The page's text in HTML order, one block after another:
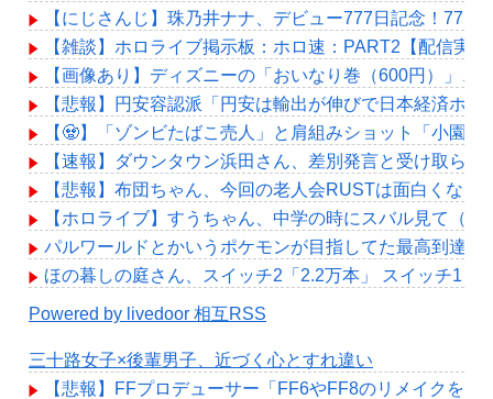
【にじさんじ】珠乃井ナナ、デビュー777日記念！77
【雑談】ホロライブ掲示板：ホロ速：PART2【配信実況
【画像あり】ディズニーの「おいなり巻（600円）」、
【悲報】円安容認派「円安は輸出が伸びで日本経済ホ
【🧟】「ゾンビたばこ売人」と肩組みショット「小園
【速報】ダウンタウン浜田さん、差別発言と受け取ら
【悲報】布団ちゃん、今回の老人会RUSTは面白くなら
【ホロライブ】すうちゃん、中学の時にスバル見て（
パルワールドとかいうポケモンが目指してた最高到達地
ほの暮しの庭さん、スイッチ2「2.2万本」 スイッチ1
Powered by livedoor 相互RSS
三十路女子×後輩男子、近づく心とすれ違い
【悲報】FFプロデューサー「FF6やFF8のリメイクを